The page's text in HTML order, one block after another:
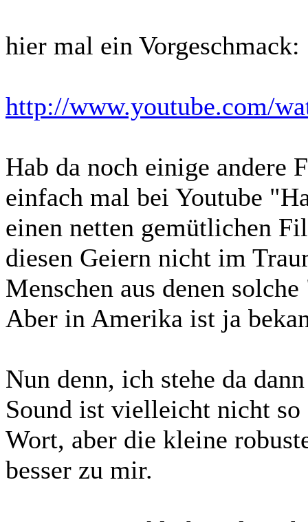
hier mal ein Vorgeschmack:
http://www.youtube.com/
Hab da noch einige andere
einfach mal bei Youtube
einen netten gemütlichen
diesen Geiern nicht im
Menschen aus denen
Aber in Amerika ist ja
Nun denn, ich stehe da
Sound ist vielleicht nicht
Wort, aber die kleine
besser zu mir.